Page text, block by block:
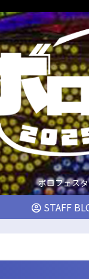
ボロフェス
STAFF